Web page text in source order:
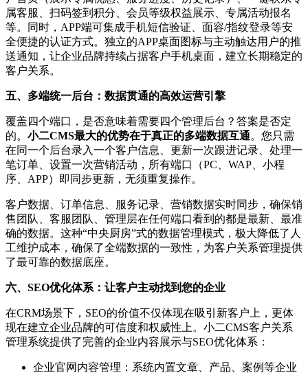
属客服、扫码签到积分、会员等级权益展示、专属活动报名
等。同时，APP端可集成手机短信验证、面容/指纹登录等安
全便捷的认证方式。独立的APP桌面图标与主动触达用户的推
送通知，让企业品牌持续占据客户手机桌面，建立长期稳定的
客户关系。
五、多端统一后台：数据贯通的高效运营引擎
覆盖四个端口，是否意味着需要四个管理后台？答案是否定
的。 小二CMS最大的优势在于真正的多端数据互通。您只需
在同一个后台录入一个客户信息、更新一次跟进记录、处理一
笔订单、设置一次营销活动，所有端口（PC、WAP、小程
序、APP）即同步更新，无须重复操作。
客户数据、订单信息、服务记录、营销数据实时同步，确保销
售团队、客服团队、管理层在任何端口看到的都是最新、最准
确的数据。这种“中央厨房”式的数据管理模式，极大降低了人
工维护成本，确保了全端数据的一致性，为客户关系管理提供
了最可靠的数据底座。
六、SEO优化体系：让客户主动找到您的企业
在CRM场景下，SEO的价值不仅体现在吸引新客户上，更体
现在建立企业品牌的可信度和权威性上。小二CMS客户关系
管理系统提供了完善的企业内容展示与SEO优化体系：
企业官网内容管理：系统内置文章、产品、案例等企业